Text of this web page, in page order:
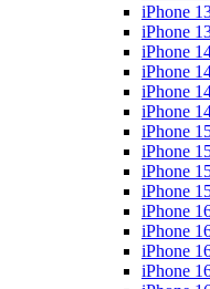
iPhone
iPhone
iPhone
iPhone
iPhone
iPhone
iPhone
iPhone
iPhone
iPhone
iPhone
iPhone
iPhone
iPhone